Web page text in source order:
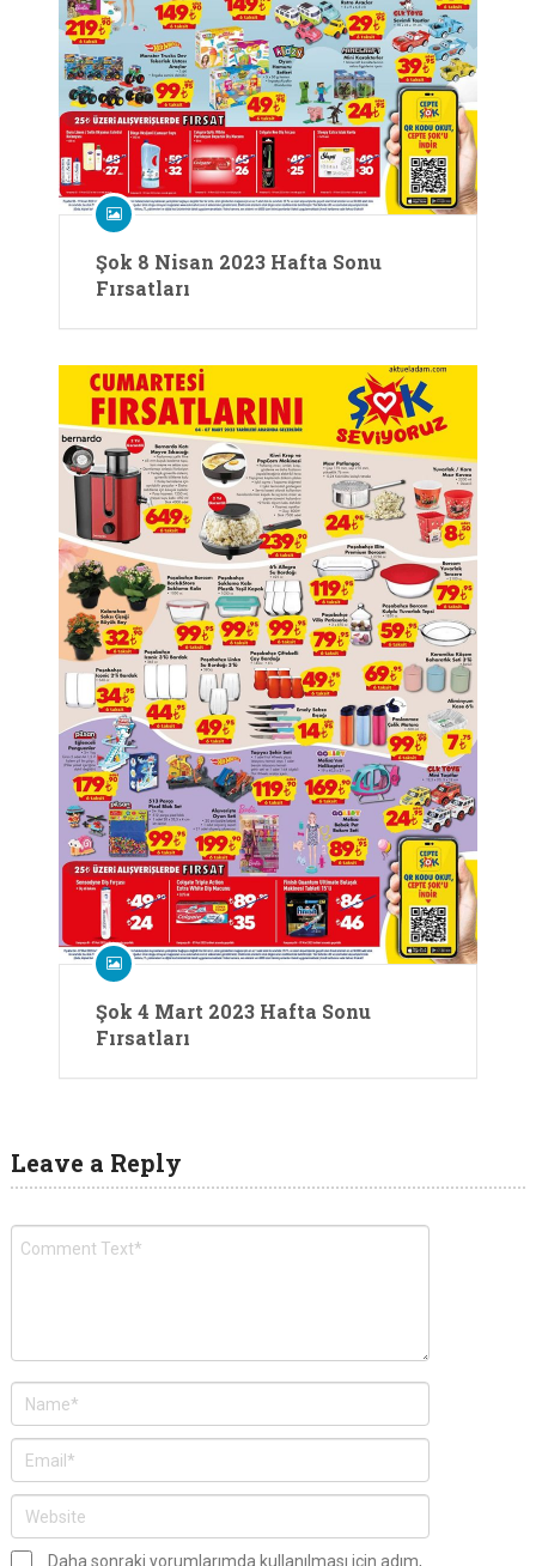
Şok 8 Nisan 2023 Hafta Sonu
Fırsatları
Şok 4 Mart 2023 Hafta Sonu
Fırsatları
Leave a Reply
Daha sonraki yorumlarımda kullanılması için adım,